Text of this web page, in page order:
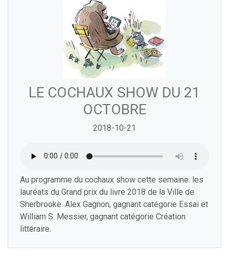
LE COCHAUX SHOW DU 21
OCTOBRE
2018-10-21
Au programme du cochaux show cette semaine: les
lauréats du Grand prix du livre 2018 de la Ville de
Sherbrooke. Alex Gagnon, gagnant catégorie Essai et
William S. Messier, gagnant catégorie Création
littéraire.